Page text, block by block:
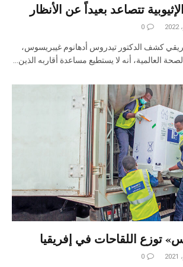
تتصاعد بعيداً عن الأنظار
0
كشف الدكتور تيدروس أدهانوم غيبريسوس،
العالمية، أنه لا يستطيع مساعدة أقاربه الذين…
توزع اللقاحات في إفريقيا
0